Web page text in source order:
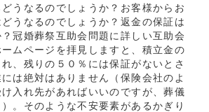
うなるのでしょうか？お客様からお
うなるのでしょうか？返金の保証は
冠婚葬祭互助会問題に詳しい互助会
ムページを拝見しますと、積立金の
、残りの５０％には保証がないとさ
は絶対はありません（保険会社のよ
入れ先があればいいのですが、葬儀
。そのような不安要素があるかぎり